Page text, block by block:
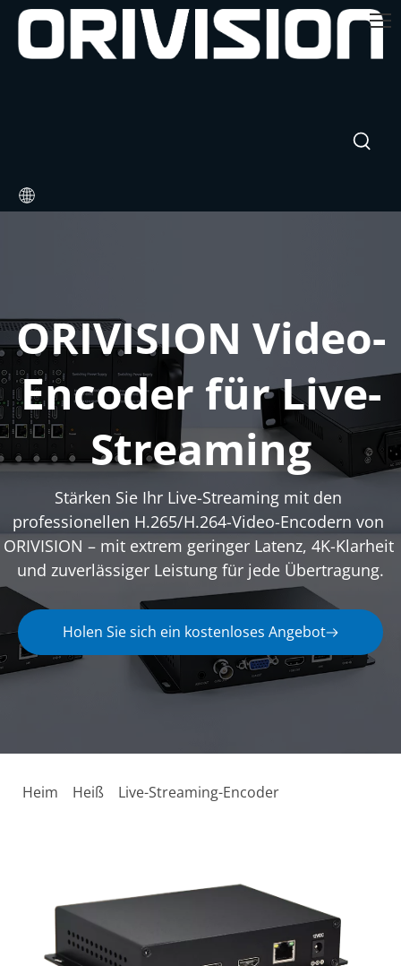
ORIVISION Video-
Encoder für Live-
Streaming
Stärken Sie Ihr Live-Streaming mit den
professionellen H.265/H.264-Video-Encodern von
ORIVISION – mit extrem geringer Latenz, 4K-Klarheit
und zuverlässiger Leistung für jede Übertragung.
Holen Sie sich ein kostenloses Angebot
Heim Heiß Live-Streaming-Encoder